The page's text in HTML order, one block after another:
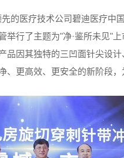
的医疗技术公司碧迪医疗中
举行了主题为"净·鉴所未见"
品因其独特的三凹面针尖设
、更高效、更安全的新阶段，